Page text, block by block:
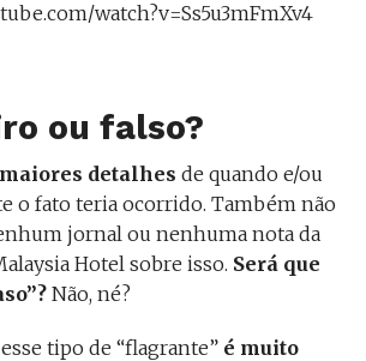
watch?v=Ss5u3mFmXv4
ou falso?
detalhes de quando e/ou
o fato teria ocorrido. Também não
jornal ou nenhuma nota da
Hotel sobre isso. Será que
Não, né?
tipo de “flagrante” é muito